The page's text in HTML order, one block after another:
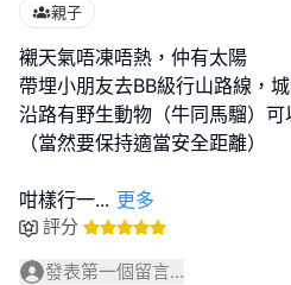
親子
襯天氣唔凍唔熱，仲有太陽
帶埋小朋友去BB級行山路線，
沿路有野生動物（牛同馬騮）
（當然要保持適當安全距離）
咁樣行一... 更多
評分
發表第一個留言...